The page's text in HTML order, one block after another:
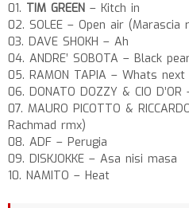
01. TIM GREEN – Kitch in
02. SOLEE – Open air (Marascia
03. DAVE SHOKH – Ah
04. ANDRE’ SOBOTA – Black
05. RAMON TAPIA – Whats next
06. DONATO DOZZY & CIO
07. MAURO PICOTTO &
Rachmad rmx)
08. ADF – Perugia
09. DISKJOKKE – Asa nisi masa
10. NAMITO – Heat